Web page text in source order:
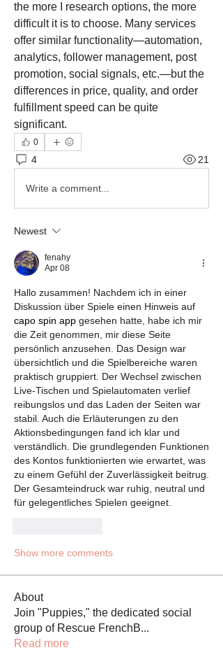
the more I research options, the more
difficult it is to choose. Many services
offer similar functionality—automation,
analytics, follower management, post
promotion, social signals, etc.—but the
differences in price, quality, and order
fulfillment speed can be quite
significant.
0
4 21
Write a comment...
Newest
fenahy
Apr 08
Hallo zusammen! Nachdem ich in einer
capo spin app gesehen hatte, habe ich mir
die Zeit genommen, mir diese Seite
persönlich anzusehen. Das Design war
übersichtlich und die Spielbereiche waren
praktisch gruppiert. Der Wechsel zwischen
Live-Tischen und Spielautomaten verlief
reibungslos und das Laden der Seiten war
stabil. Auch die Erläuterungen zu den
Aktionsbedingungen fand ich klar und
verständlich. Die grundlegenden Funktionen
des Kontos funktionierten wie erwartet, was
zu einem Gefühl der Zuverlässigkeit beitrug.
Der Gesamteindruck war ruhig, neutral und
für gelegentliches Spielen geeignet.
Show more comments
About
Join "Puppies," the dedicated social
group of Rescue FrenchB...
Read more